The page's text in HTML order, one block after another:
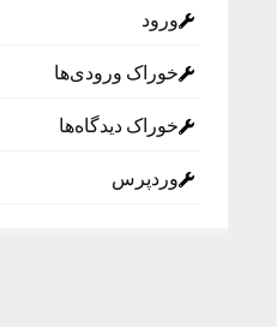
ورود
خوراک ورودی‌ها
خوراک دیدگاه‌ها
وردپرس